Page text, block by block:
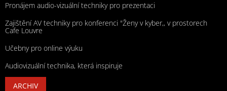
Pronájem audio-vizuální techniky pro prezentaci
Zajištění AV techniky pro konferenci "Ženy v kyber,, v prostorech
Cafe Louvre
Učebny pro online výuku
Audiovizuální technika, která inspiruje
ARCHIV